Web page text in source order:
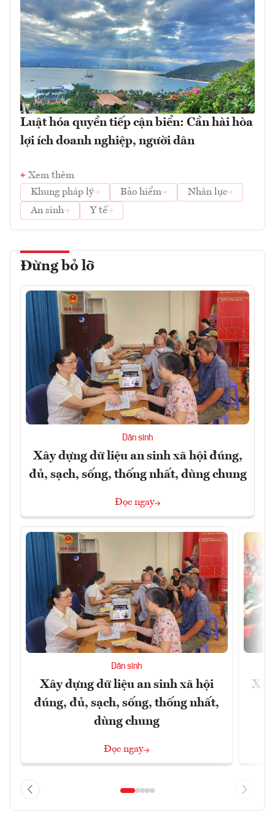
Luật hóa quyền tiếp cận biển: Cần hài hòa
lợi ích doanh nghiệp, người dân
Xem thêm
Khung pháp lý
Bảo hiểm
Nhân lực
An sinh
Y tế
Đừng bỏ lỡ
Dân sinh
Xây dựng dữ liệu an sinh xã hội đúng,
đủ, sạch, sống, thống nhất, dùng chung
Đọc ngay
Dân sinh
Xây dựng dữ liệu an sinh xã hội
đúng, đủ, sạch, sống, thống nhất,
dùng chung
Đọc ngay